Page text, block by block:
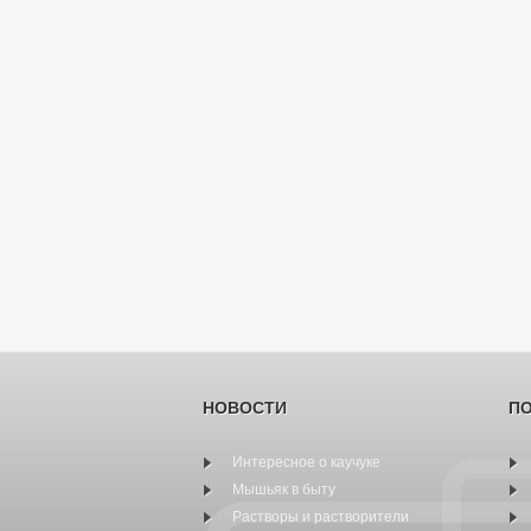
НОВОСТИ
Интересное о каучуке
Мышьяк в быту
Растворы и растворители